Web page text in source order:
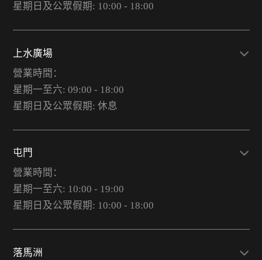
星期日及公眾假期: 10:00 - 18:00
上水廣場
營業時間：
星期一至六: 09:00 - 18:00
星期日及公眾假期: 休息
屯門
營業時間：
星期一至六: 10:00 - 19:00
星期日及公眾假期: 10:00 - 18:00
落馬洲